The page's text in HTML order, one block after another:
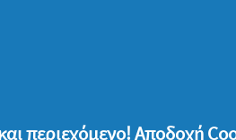
συνάνθρωπό σου.
περιεχόμενο! Αποδοχή